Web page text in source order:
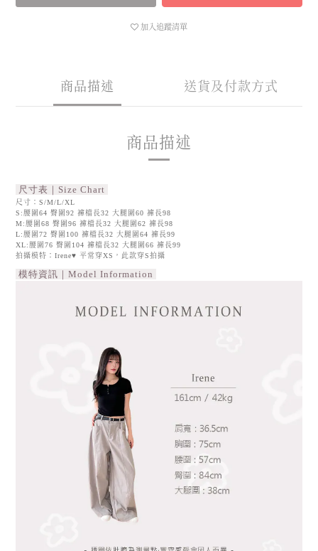
加入追蹤清單
商品描述 送貨及付款方式
商品描述
尺寸表｜Size Chart
尺寸：S/M/L/XL
S:腰圍64 臀圍92 褲檔長32 大腿圍60 褲長98
M:腰圍68 臀圍96 褲檔長32 大腿圍62 褲長98
L:腰圍72 臀圍100 褲檔長32 大腿圍64 褲長99
XL:腰圍76 臀圍104 褲檔長32 大腿圍66 褲長99
拍攝模特：Irene♥ 平常穿XS，此款穿S拍攝
模特資訊｜Model Information